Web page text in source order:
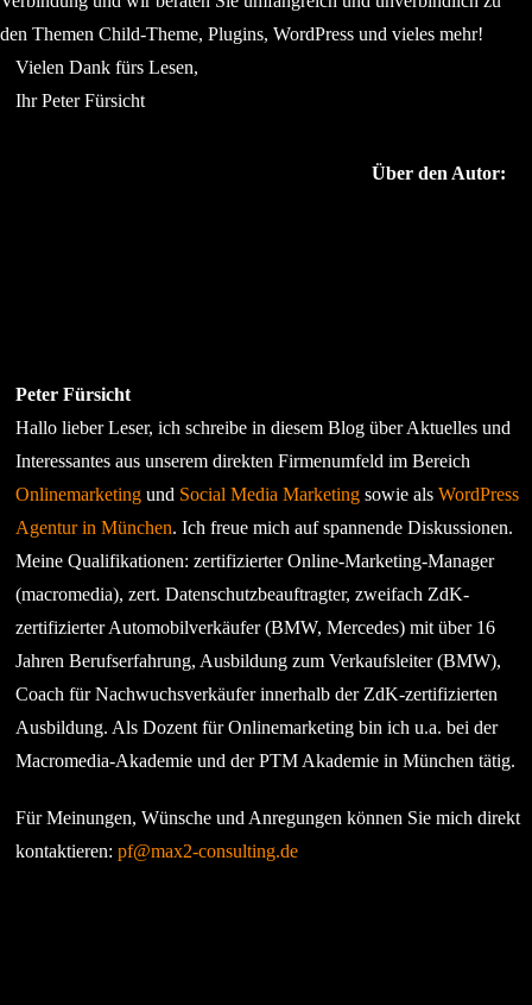
den Themen Child-Theme, Plugins, WordPress und vieles mehr!
Vielen Dank fürs Lesen,
Ihr Peter Fürsicht
Über den Autor:
Peter Fürsicht
Hallo lieber Leser, ich schreibe in diesem Blog über Aktuelles und
Interessantes aus unserem direkten Firmenumfeld im Bereich
Onlinemarketing und Social Media Marketing sowie alsWordPress
Agentur in München. Ich freue mich auf spannende Diskussionen.
Meine Qualifikationen: zertifizierter Online-Marketing-Manager
(macromedia), zert. Datenschutzbeauftragter, zweifach ZdK-
zertifizierter Automobilverkäufer (BMW, Mercedes) mit über 16
Jahren Berufserfahrung, Ausbildung zum Verkaufsleiter (BMW),
Coach für Nachwuchsverkäufer innerhalb der ZdK-zertifizierten
Ausbildung. Als Dozent für Onlinemarketing bin ich u.a. bei der
Macromedia-Akademie und der PTM Akademie in München tätig.
Für Meinungen, Wünsche und Anregungen können Sie mich direkt
kontaktieren:pf@max2-consulting.de